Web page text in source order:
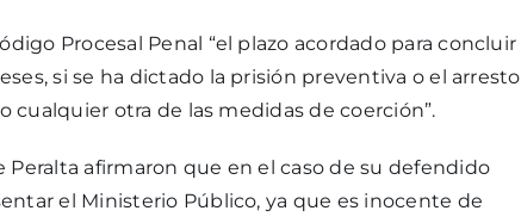
Procesal Penal “el plazo acordado para concluir
si se ha dictado la prisión preventiva o el arresto
cualquier otra de las medidas de coerción”.
afirmaron que en el caso de su defendido
el Ministerio Público, ya que es inocente de